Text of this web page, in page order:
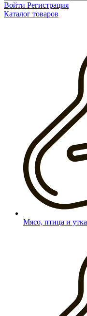
Войти Регистрация
Каталог товаров
Мясо, птица и утка